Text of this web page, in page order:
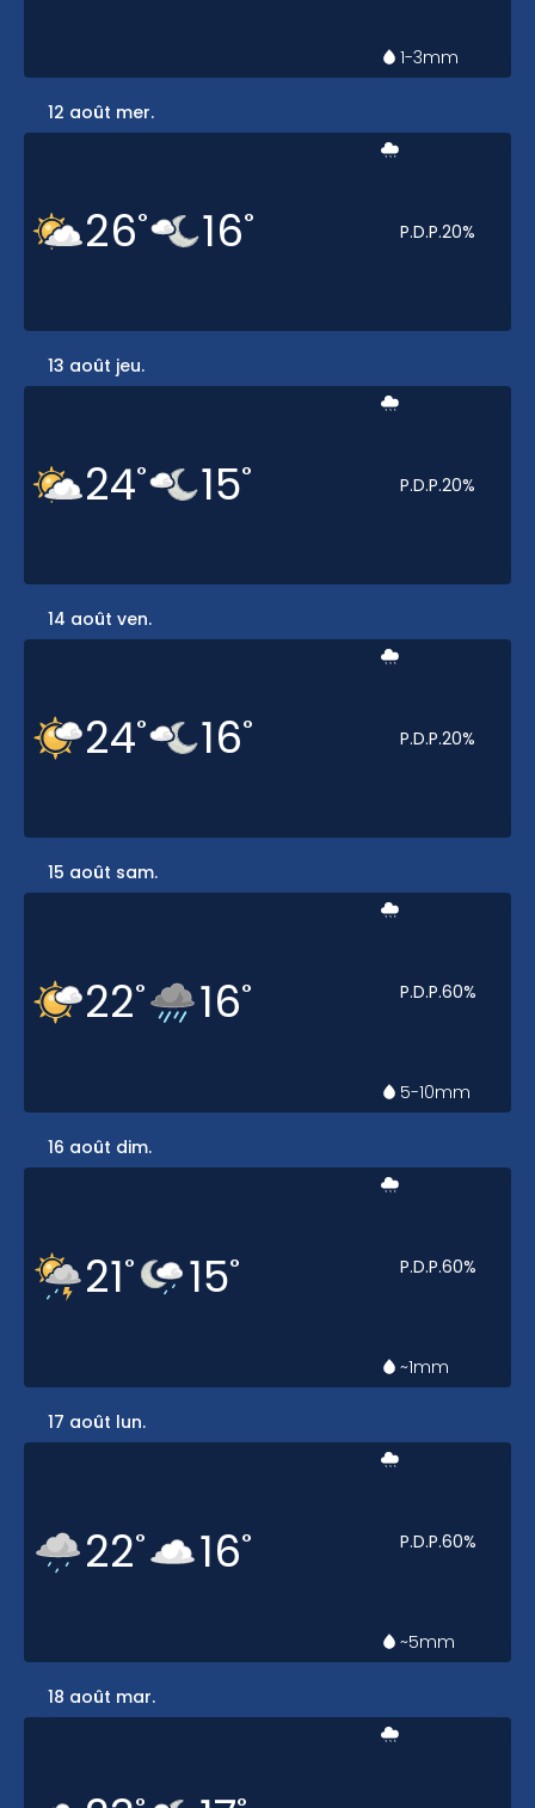
1-3mm
12 août mer.
26° 16° P.D.P.20%
13 août jeu.
24° 15° P.D.P.20%
14 août ven.
24° 16° P.D.P.20%
15 août sam.
22° 16° P.D.P.60%
5-10mm
16 août dim.
21° 15° P.D.P.60%
~1mm
17 août lun.
22° 16° P.D.P.60%
~5mm
18 août mar.